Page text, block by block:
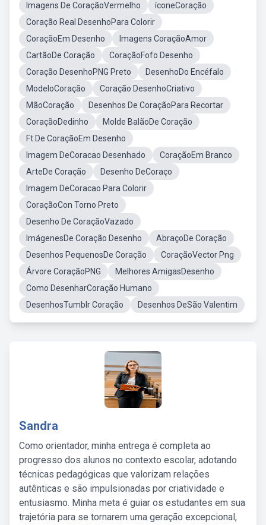
Imagens De CoraçãoVermelho
íconeCoração
Coração Real DesenhoPara Colorir
CoraçãoEm Desenho
Imagens CoraçãoAmor
CartãoDe Coração
CoraçãoFofo Desenho
Coração DesenhoPNG Preto
DesenhoDo Encéfalo
ModeloCoração
Coração DesenhoCriativo
MãoCoração
Desenhos De CoraçãoPara Recortar
CoraçãoDedinho
Molde BalãoDe Coração
Ft.De CoraçãoEm Desenho
Imagem DeCoracao Desenhado
CoraçãoEm Branco
ArteDe Coração
Desenho DeCoraço
Imagem DeCoracao Para Colorir
CoraçãoCon Torno Preto
Desenho De CoraçãoVazado
ImágenesDe Coração Desenho
AbraçoDe Coração
Desenhos PequenosDe Coração
CoraçãoVector Png
Árvore CoraçãoPNG
Melhores AmigasDesenho
Como DesenharCoração Humano
DesenhosTumblr Coração
Desenhos DeSão Valentim
Sandra
Como orientador, minha entrega é completa ao
progresso dos alunos no contexto escolar, adotando
técnicas pedagógicas que valorizam relações
autênticas e são impulsionadas por criatividade e
entusiasmo. Minha meta é guiar os estudantes em sua
trajetória para se tornarem uma geração excepcional,